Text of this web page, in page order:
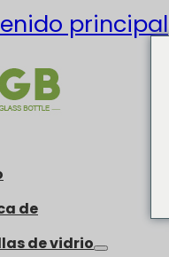
principal
de
de vidrio